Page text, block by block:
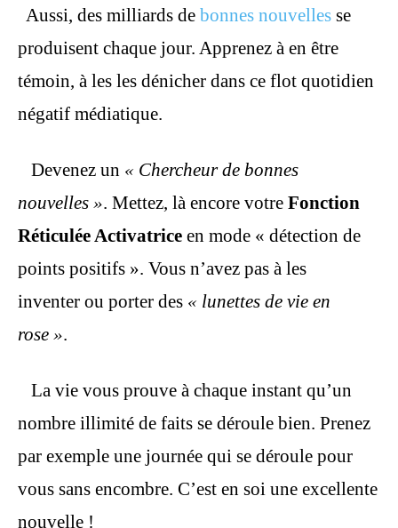
Aussi, des milliards de bonnes nouvelles se
produisent chaque jour. Apprenez à en être
témoin, à les les dénicher dans ce flot quotidien
négatif médiatique.
Devenez un « Chercheur de bonnes
nouvelles ». Mettez, là encore votre Fonction
Réticulée Activatrice en mode « détection de
points positifs ». Vous n’avez pas à les
inventer ou porter des « lunettes de vie en
rose ».
La vie vous prouve à chaque instant qu’un
nombre illimité de faits se déroule bien. Prenez
par exemple une journée qui se déroule pour
vous sans encombre. C’est en soi une excellente
nouvelle !